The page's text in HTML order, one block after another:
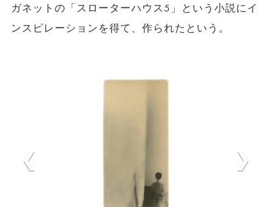
ガネットの「スローターハウス5」という小説にイ
ンスピレーションを得て、作られたという。